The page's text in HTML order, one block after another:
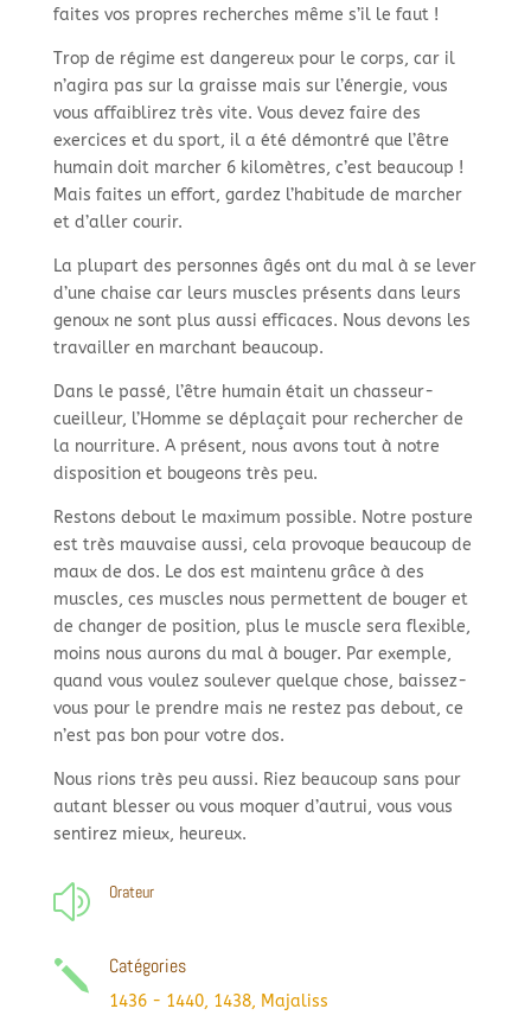
faites vos propres recherches même s’il le faut !
Trop de régime est dangereux pour le corps, car il
n’agira pas sur la graisse mais sur l’énergie, vous
vous affaiblirez très vite. Vous devez faire des
exercices et du sport, il a été démontré que l’être
humain doit marcher 6 kilomètres, c’est beaucoup !
Mais faites un effort, gardez l’habitude de marcher
et d’aller courir.
La plupart des personnes âgés ont du mal à se lever
d’une chaise car leurs muscles présents dans leurs
genoux ne sont plus aussi efficaces. Nous devons les
travailler en marchant beaucoup.
Dans le passé, l’être humain était un chasseur-
cueilleur, l’Homme se déplaçait pour rechercher de
la nourriture. A présent, nous avons tout à notre
disposition et bougeons très peu.
Restons debout le maximum possible. Notre posture
est très mauvaise aussi, cela provoque beaucoup de
maux de dos. Le dos est maintenu grâce à des
muscles, ces muscles nous permettent de bouger et
de changer de position, plus le muscle sera flexible,
moins nous aurons du mal à bouger. Par exemple,
quand vous voulez soulever quelque chose, baissez-
vous pour le prendre mais ne restez pas debout, ce
n’est pas bon pour votre dos.
Nous rions très peu aussi. Riez beaucoup sans pour
autant blesser ou vous moquer d’autrui, vous vous
sentirez mieux, heureux.
z Orateur
j Catégories
1436 - 1440, 1438, Majaliss